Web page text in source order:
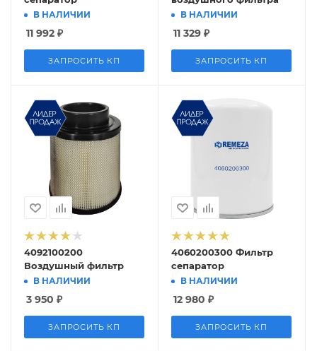
В НАЛИЧИИ
11 992 ₽
ЗАПРОСИТЬ КП
В НАЛИЧИИ
11 329 ₽
ЗАПРОСИТЬ КП
4092100200
Воздушный фильтр
В НАЛИЧИИ
3 950 ₽
ЗАПРОСИТЬ КП
4060200300 Фильтр
сепаратор
В НАЛИЧИИ
12 980 ₽
ЗАПРОСИТЬ КП